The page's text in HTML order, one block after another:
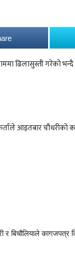
ढिलासुस्ती गरेको
आइतबार चौधरीको
र बिचौलियाले कागजपत्र